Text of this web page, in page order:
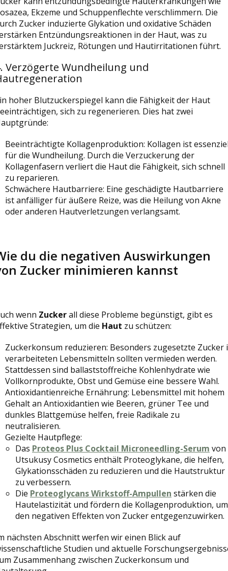
Ekzeme und Schuppenflechte verschlimmern. Die
Zucker induzierte Glykation und oxidative Schäden
Entzündungsreaktionen in der Haut, was zu
Juckreiz, Rötungen und Hautirritationen führt.
Verzögerte Wundheilung und
hoher Blutzuckerspiegel kann die Fähigkeit der Haut
sich zu regenerieren. Dies hat zwei
Beeinträchtigte Kollagenproduktion: Kollagen ist
für die Wundheilung. Durch die Verzuckerung der
Kollagenfasern verliert die Haut die Fähigkeit, sich schnell
zu reparieren.
Schwächere Hautbarriere: Eine geschädigte Hautbarriere
ist anfälliger für äußere Reize, was die Heilung von Akne
oder anderen Hautverletzungen verlangsamt.
du die negativen Auswirkungen
Zucker minimieren kannst
wenn Zuckerall diese Probleme begünstigt, gibt es
Strategien, um die Haut zu schützen:
Zuckerkonsum reduzieren: Besonders zugesetzte Zucker
verarbeiteten Lebensmitteln sollten vermieden werden.
Stattdessen sind ballaststoffreiche Kohlenhydrate wie
Vollkornprodukte, Obst und Gemüse eine bessere Wahl.
Antioxidantienreiche Ernährung: Lebensmittel mit hohem
Gehalt an Antioxidantien wie Beeren, grüner Tee und
dunkles Blattgemüse helfen, freie Radikale zu
neutralisieren.
Gezielte Hautpflege:
Das Proteos Plus Cocktail Microneedling-Serum von
Utsukusy Cosmetics enthält Proteoglykane, die helfen,
Glykationsschäden zu reduzieren und die Hautstruktur
zu verbessern.
Die Proteoglycans Wirkstoff-Ampullen stärken die
Hautelastizität und fördern die Kollagenproduktion, um
den negativen Effekten von Zucker entgegenzuwirken.
nächsten Abschnitt werfen wir einen Blick auf
Studien und aktuelle
Zusammenhang zwischen Zuckerkonsum und